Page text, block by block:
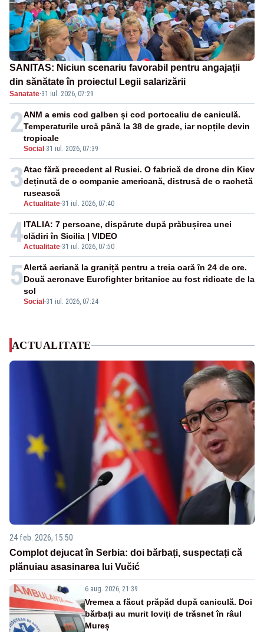
SANITAS: Niciun scenariu favorabil pentru angajații
din sănătate în proiectul Legii salarizării
Sanatate·31 iul. 2026, 07:29
2
Social -31 iul. 2026, 07:39
ANM a emis cod galben și cod portocaliu de caniculă.
Temperaturile urcă până la 38 de grade, iar nopțile devin
tropicale
3
Actualitate-31 iul. 2026, 07:40
Atac fără precedent al Rusiei. O fabrică de drone din Kiev
deținută de o companie americană, distrusă de o rachetă
rusească
4Actualitate-31 iul. 2026, 07:50
ITALIA: 7 persoane, dispărute după prăbușirea unei
clădiri în Sicilia | VIDEO
5
Social -31 iul. 2026, 07:24
Alertă aeriană la graniță pentru a treia oară în 24 de ore.
Două aeronave Eurofighter britanice au fost ridicate de la
sol
ACTUALITATE
24 feb. 2026, 15:50
Complot dejucat în Serbia: doi bărbați, suspectați că
plănuiau asasinarea lui Vučić
6 aug. 2026, 21:39
Vremea a făcut prăpăd după caniculă. Doi
bărbați au murit loviți de trăsnet în râul
Mureș